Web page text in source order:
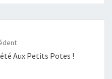
Aux Petits Potes !